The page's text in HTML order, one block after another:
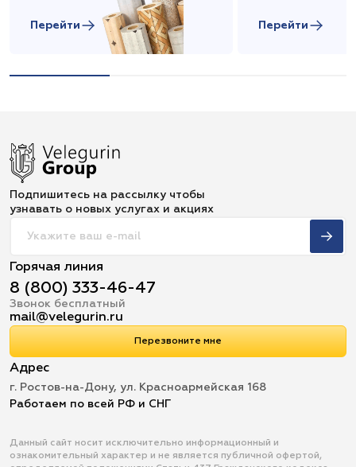
Перейти Перейти
Подпишитесь на рассылку чтобы
узнавать о новых услугах и акциях
Горячая линия
8 (800) 333-46-47
Звонок бесплатный
mail@velegurin.ru
Перезвоните мне
Адрес
г. Ростов-на-Дону, ул. Красноармейская 168
Работаем по всей РФ и СНГ
Данный сайт носит исключительно информационный и
ознакомительный характер и не является публичной офертой,